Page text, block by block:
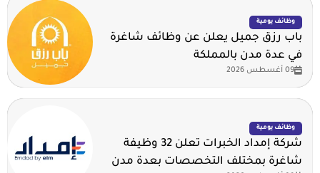
وظائف يومية
باب رزق جميل يعلن عن وظائف شاغرة
في عدة مدن بالمملكة
09 أغسطس 2026
وظائف يومية
شركة إمداد الخبرات تعلن 32 وظيفة
شاغرة بمختلف التخصصات بعدة مدن